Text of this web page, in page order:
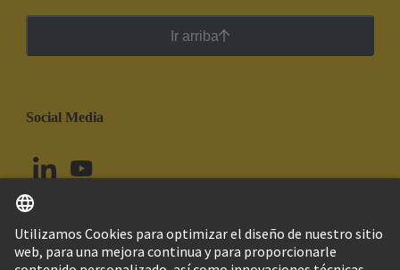
Ir arriba
Social Media
Ecuador Español